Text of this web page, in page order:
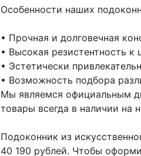
Особенности наших
• Прочная и долговечная
• Высокая резистентность
• Эстетически
• Возможность подбора
Мы являемся официальным
товары всегда в наличии на
Подоконник из
40 190 рублей. Чтобы